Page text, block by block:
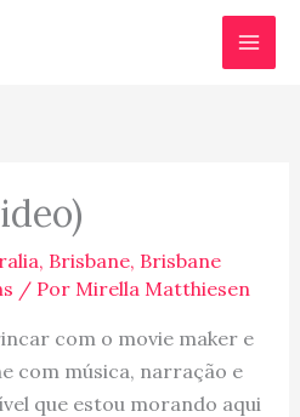
, Brisbane, Brisbane
/ Por Mirella Matthiesen
com o movie maker e
com música, narração e
que estou morando aqui